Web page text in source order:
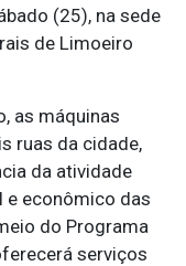
(25), na sede
de Limoeiro
as máquinas
ruas da cidade,
da atividade
e econômico das
do Programa
serviços